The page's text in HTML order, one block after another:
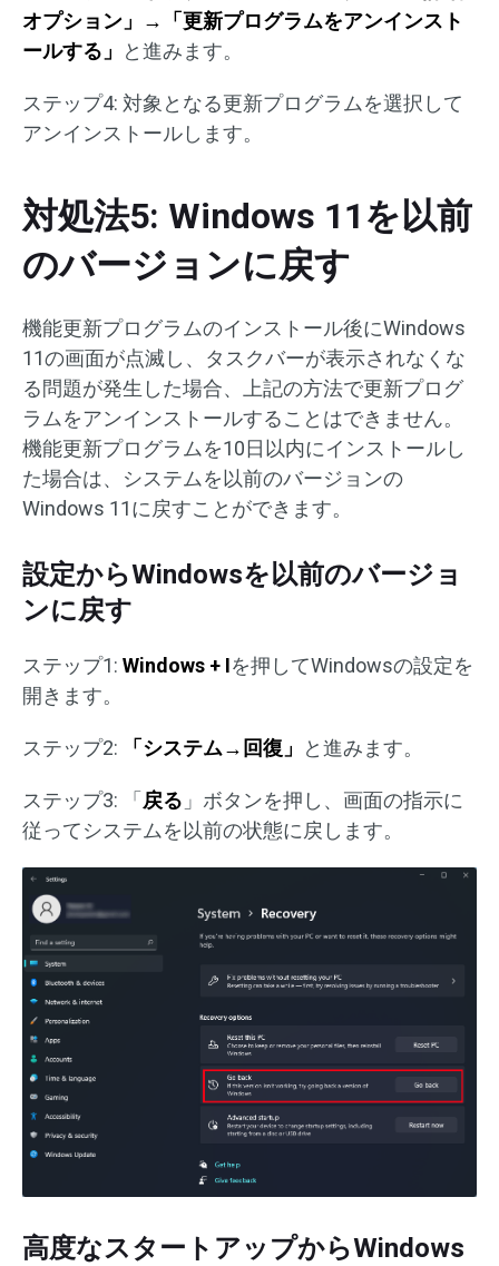
オプション」→「更新プログラムをアンインスト
ールする」
と進みます。
ステップ4: 対象となる更新プログラムを選択して
アンインストールします。
対処法5: Windows 11を以前
のバージョンに戻す
機能更新プログラムのインストール後にWindows
11の画面が点滅し、タスクバーが表示されなくな
る問題が発生した場合、上記の方法で更新プログ
ラムをアンインストールすることはできません。
機能更新プログラムを10日以内にインストールし
た場合は、システムを以前のバージョンの
Windows 11に戻すことができます。
設定からWindowsを以前のバージョ
ンに戻す
ステップ1: Windows + Iを押してWindowsの設定を
開きます。
ステップ2: 「システム→回復」 と進みます。
ステップ3: 「 戻る 」ボタンを押し、画面の指示に
従ってシステムを以前の状態に戻します。
高度なスタートアップからWindows